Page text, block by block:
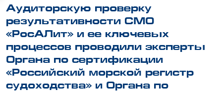
Аудиторскую проверку
результативности СМО
«РосАЛит» и ее ключевых
процессов проводили эксперты
Органа по сертификации
«Российский морской регистр
судоходства» и Органа по